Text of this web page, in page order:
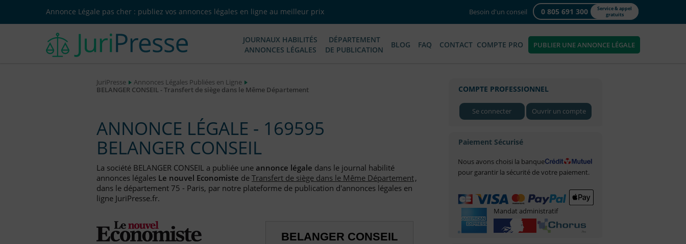
Annonce Légale pas cher : publiez vos annonces légales en ligne au meilleur prix Besoin d'un conseil 0 805 691 300
Service & appel
gratuits
JOURNAUX HABILITÉS
ANNONCES LÉGALES
DÉPARTEMENT
DE PUBLICATION
BLOG FAQ CONTACT COMPTE PRO PUBLIER UNE ANNONCE LÉGALE
JuriPresse
Annonces Légales Publiées en Ligne
BELANGER CONSEIL - Transfert de siège dans le Même Département
ANNONCE LÉGALE - 169595
BELANGER CONSEIL
La société BELANGER CONSEIL a publiée une annonce légale dans le journal habilité
annonces légales Le nouvel Economiste deTransfert de siège dans le Même Département,
dans le département 75 - Paris, par notre plateforme de publication d'annonces légales en
ligne JuriPresse.fr.
BELANGER CONSEIL
COMPTE PROFESSIONNEL
Se connecter Ouvrir un compte
Paiement Sécurisé
Nous avons choisi la banque
pour garantir la sécurité de votre paiement.
Mandat administratif